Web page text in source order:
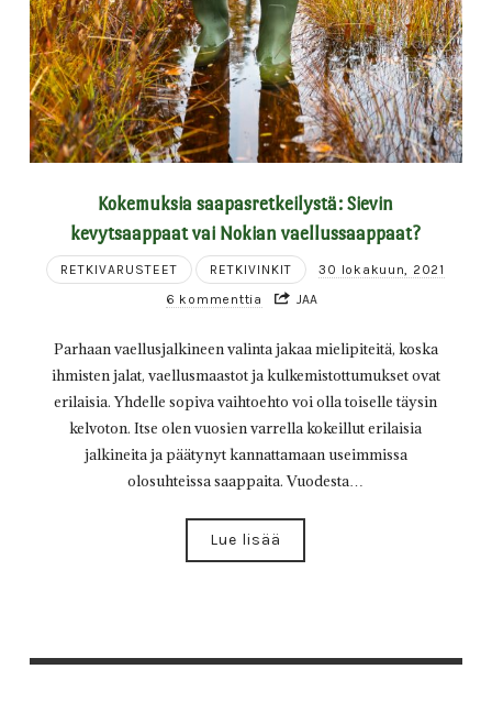
Kokemuksia saapasretkeilystä: Sievin
kevytsaappaat vai Nokian vaellussaappaat?
RETKIVARUSTEET RETKIVINKIT
30 lokakuun, 2021
6 kommenttia
JAA
Parhaan vaellusjalkineen valinta jakaa mielipiteitä, koska
ihmisten jalat, vaellusmaastot ja kulkemistottumukset ovat
erilaisia. Yhdelle sopiva vaihtoehto voi olla toiselle täysin
kelvoton. Itse olen vuosien varrella kokeillut erilaisia
jalkineita ja päätynyt kannattamaan useimmissa
olosuhteissa saappaita. Vuodesta…
Lue lisää